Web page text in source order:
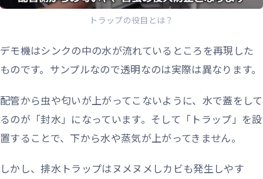
トラップの役目とは？
デモ機はシンクの中の水が流れているところを再現した
ものです。サンプルなので透明なのは実際は異なります。
配管から虫や匂いが上がってこないように、水で蓋をして
るのが「封水」になっています。そして「トラップ」を設
置することで、下から水や蒸気が上がってきません。
しかし、排水トラップはヌメヌメしカビも発生しやす